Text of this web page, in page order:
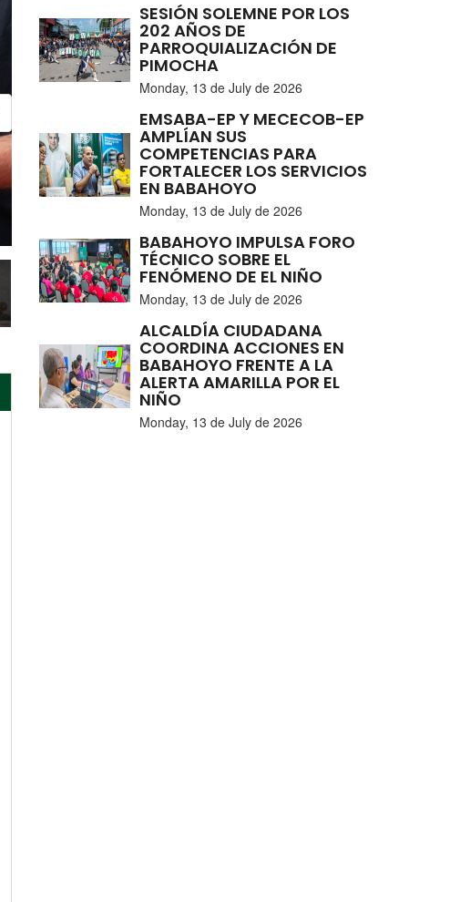
SESIÓN SOLEMNE POR LOS
202 AÑOS DE
PARROQUIALIZACIÓN DE
PIMOCHA
Monday, 13 de July de 2026
EMSABA-EP Y MECECOB-EP
AMPLÍAN SUS
COMPETENCIAS PARA
FORTALECER LOS SERVICIOS
EN BABAHOYO
Monday, 13 de July de 2026
BABAHOYO IMPULSA FORO
TÉCNICO SOBRE EL
FENÓMENO DE EL NIÑO
Monday, 13 de July de 2026
ALCALDÍA CIUDADANA
COORDINA ACCIONES EN
BABAHOYO FRENTE A LA
ALERTA AMARILLA POR EL
NIÑO
Monday, 13 de July de 2026